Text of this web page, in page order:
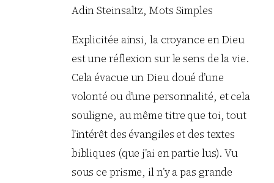
Adin Steinsaltz, Mots Simples
Explicitée ainsi, la croyance en Dieu
est une réflexion sur le sens de la vie.
Cela évacue un Dieu doué d’une
volonté ou d’une personnalité, et cela
souligne, au même titre que toi, tout
l’intérêt des évangiles et des textes
bibliques (que j’ai en partie lus). Vu
sous ce prisme, il n’y a pas grande